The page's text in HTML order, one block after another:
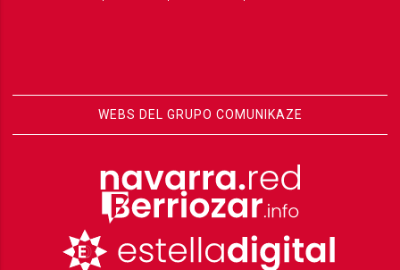
WEBS DEL GRUPO COMUNIKAZE